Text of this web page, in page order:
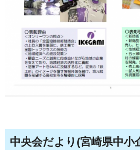
中央会だより(宮崎県中小